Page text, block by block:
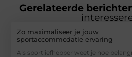
Gerelateerde
Zo maximaliseer je jouw
sportaccommodatie ervaring
Als sportliefhebber weet je hoe